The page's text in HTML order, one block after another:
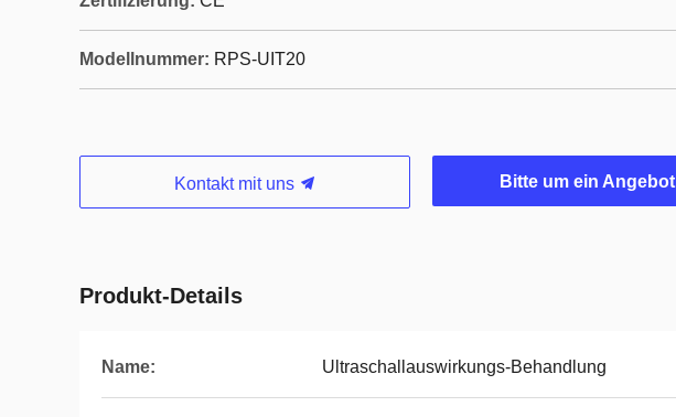
Modellnummer: RPS-UIT20
Kontakt mit uns Bitte um ein Angebot
Produkt-Details
Name: Ultraschallauswirkungs-Behandlung